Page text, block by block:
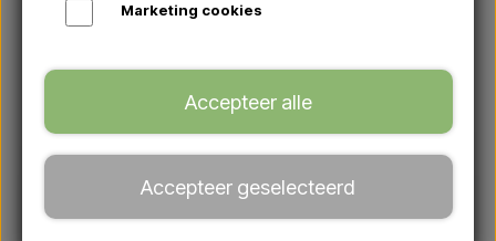
Marketing cookies
Accepteer alle
Accepteer geselecteerd